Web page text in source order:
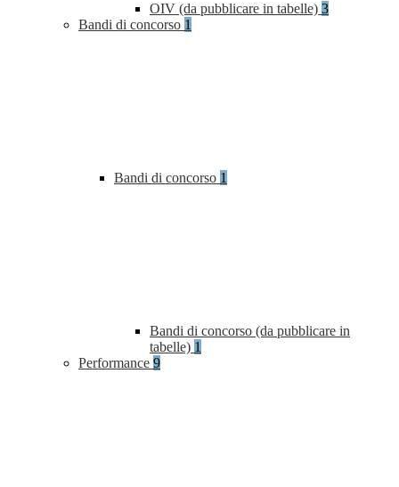
OIV (da pubblicare in tabelle) 3
Bandi di concorso 1
Bandi di concorso 1
Bandi di concorso (da pubblicare in
tabelle) 1
Performance 9